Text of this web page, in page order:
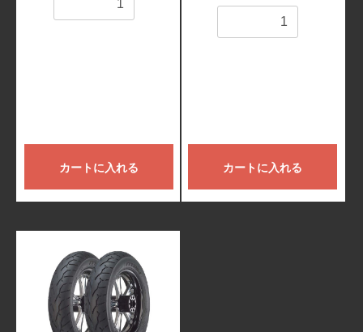
カートに入れる カートに入れる